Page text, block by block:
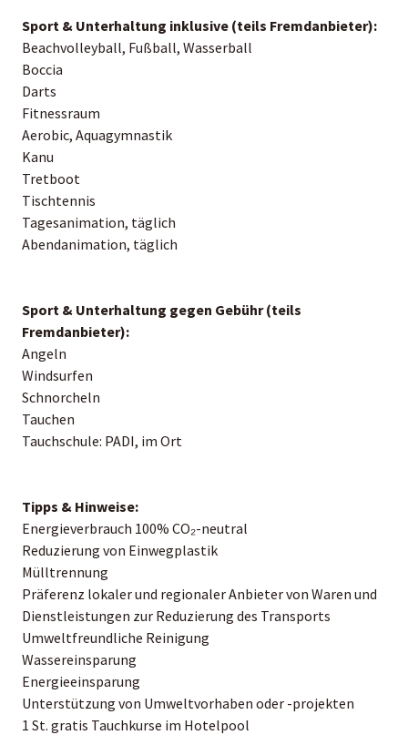
Sport & Unterhaltung inklusive (teils Fremdanbieter):
Beachvolleyball, Fußball, Wasserball
Boccia
Darts
Fitnessraum
Aerobic, Aquagymnastik
Kanu
Tretboot
Tischtennis
Tagesanimation, täglich
Abendanimation, täglich
Sport & Unterhaltung gegen Gebühr (teils
Fremdanbieter):
Angeln
Windsurfen
Schnorcheln
Tauchen
Tauchschule: PADI, im Ort
Tipps & Hinweise:
Energieverbrauch 100% CO₂-neutral
Reduzierung von Einwegplastik
Mülltrennung
Präferenz lokaler und regionaler Anbieter von Waren und
Dienstleistungen zur Reduzierung des Transports
Umweltfreundliche Reinigung
Wassereinsparung
Energieeinsparung
Unterstützung von Umweltvorhaben oder -projekten
1 St. gratis Tauchkurse im Hotelpool